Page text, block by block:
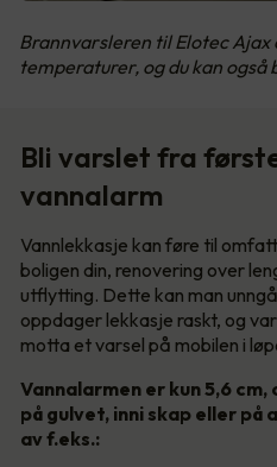
Brannvarsleren til Elotec
temperaturer, og du kan også
Bli varslet fra
vannalarm
Vannlekkasje kan føre til
boligen din, renovering over
utflytting. Dette kan man
oppdager lekkasje raskt, og
motta et varsel på mobilen i
Vannalarmen er kun 5,6
på gulvet, inni skap eller
av f.eks.: